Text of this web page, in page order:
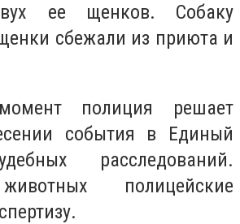
ее щенков. Собаку
сбежали из приюта и
полиция решает
события в Единый
расследований.
полицейские